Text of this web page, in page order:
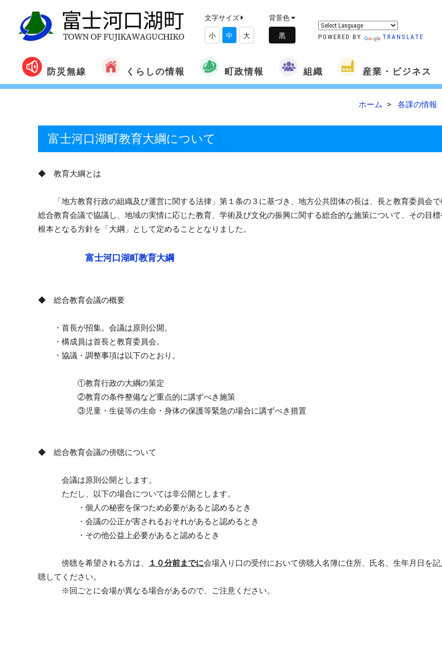
文字サイズ
小 中 大
背景色
POWERED BY TRANSLATE
防災無線 くらしの情報 町政情報 組織 産業・ビジネス
ホーム 各課の情報
富士河口湖町教育大綱について
◆ 教育大綱とは
「地方教育行政の組織及び運営に関する法律」第１条の３に基づき、地方公共団体の長は、長と教育委員会で
総合教育会議で協議し、地域の実情に応じた教育、学術及び文化の振興に関する総合的な施策について、その目
根本となる方針を「大綱」として定めることとなりました。
富士河口湖町教育大綱
◆ 総合教育会議の概要
・首長が招集。会議は原則公開。
・構成員は首長と教育委員会。
・協議・調整事項は以下のとおり。
①教育行政の大綱の策定
②教育の条件整備など重点的に講ずべき施策
③児童・生徒等の生命・身体の保護等緊急の場合に講ずべき措置
◆ 総合教育会議の傍聴について
会議は原則公開とします。
ただし、以下の場合については非公開とします。
・個人の秘密を保つため必要があると認めるとき
・会議の公正が害されるおそれがあると認めるとき
・その他公益上必要があると認めるとき
傍聴を希望される方は、 １０分前までに会場入り口の受付において傍聴人名簿に住所、氏名、生年月日を
聴してください。
※回ごとに会場が異なる場合があるので、ご注意ください。